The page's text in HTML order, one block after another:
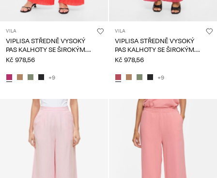
VILA
VIPLISA STŘEDNĚ VYSOKÝ
PAS KALHOTY SE ŠIROKÝMI
NOHAVICEMI
Kč 978,56
+9
VILA
VIPLISA STŘEDNĚ VYSOKÝ
PAS KALHOTY SE ŠIROKÝMI
NOHAVICEMI
Kč 978,56
+9